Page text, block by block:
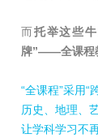
而托举这些
牌”——全课程
“全课程”采用“
历史、地理、
让学科学习不